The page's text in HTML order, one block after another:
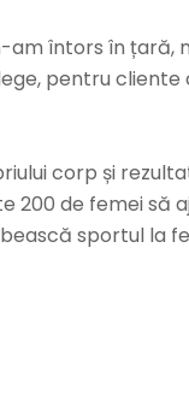
am întors în
pentru
corp și
200 de femei să
sportul la